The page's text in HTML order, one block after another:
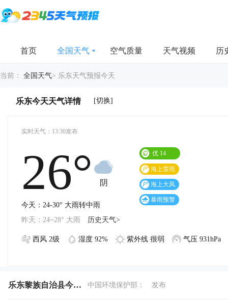
首页 全国天气 空气质量 天气视频 历
当前： 全国天气> 乐东天气预报今天
乐东今天天气详情 [切换]
实时天气：13:30发布
26° 阴
优 14
海上雷雨
大风预警
海上大风
预警
暴雨预警
今天：24-30° 大雨转中雨
昨天：24~28° 大雨
历史天气>
西风 2级 湿度 92% 紫外线 很弱 气压 931hPa
乐东黎族自治县今天空气质量 中国环境保护部： 发布